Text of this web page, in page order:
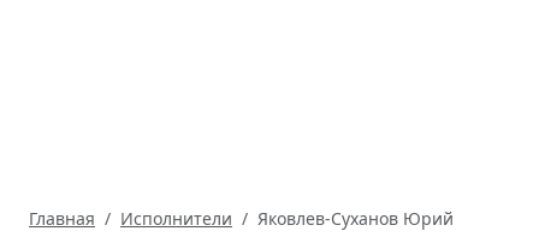
Главная Исполнители Яковлев-Суханов Юрий